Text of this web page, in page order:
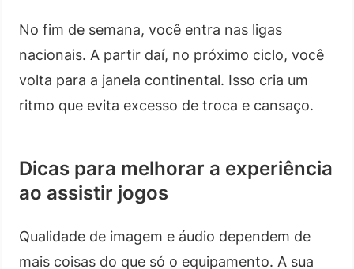
No fim de semana, você entra nas ligas
nacionais. A partir daí, no próximo ciclo, você
volta para a janela continental. Isso cria um
ritmo que evita excesso de troca e cansaço.
Dicas para melhorar a experiência
ao assistir jogos
Qualidade de imagem e áudio dependem de
mais coisas do que só o equipamento. A sua